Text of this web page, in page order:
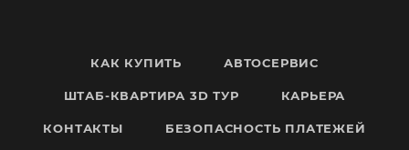
КАК КУПИТЬ АВТОСЕРВИС
ШТАБ-КВАРТИРА 3D ТУР КАРЬЕРА
КОНТАКТЫ БЕЗОПАСНОСТЬ ПЛАТЕЖЕЙ